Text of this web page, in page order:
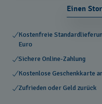
Einen
Kostenfreie
Euro
Sichere Online-Zahlung
Kostenlose Geschenkkarte
Zufrieden oder Geld zurück